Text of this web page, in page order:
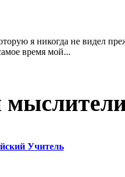
я никогда не видел
время мой...
Учитель